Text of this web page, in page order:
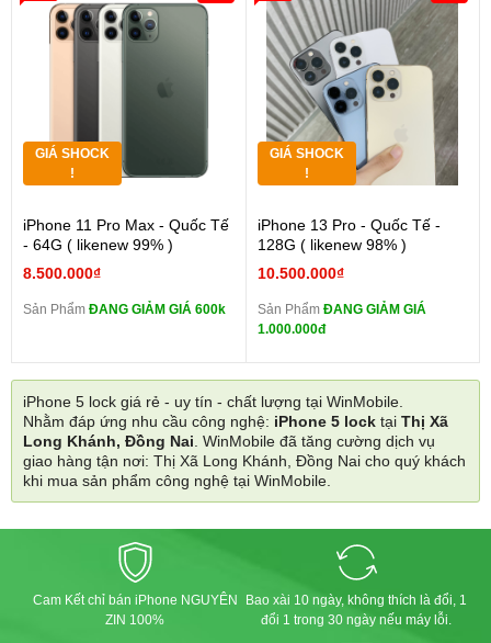
GIÁ SHOCK
!
iPhone 11 Pro Max - Quốc Tế
- 64G ( likenew 99% )
8.500.000₫
Sản Phẩm ĐANG GIẢM GIÁ 600k
GIÁ SHOCK
!
iPhone 13 Pro - Quốc Tế -
128G ( likenew 98% )
10.500.000₫
Sản Phẩm ĐANG GIẢM GIÁ
1.000.000đ
iPhone 5 lock giá rẻ - uy tín - chất lượng tại WinMobile.
Nhằm đáp ứng nhu cầu công nghệ: iPhone 5 lock tại Thị Xã
Long Khánh, Đồng Nai. WinMobile đã tăng cường dịch vụ
giao hàng tận nơi: Thị Xã Long Khánh, Đồng Nai cho quý khách
khi mua sản phẩm công nghệ tại WinMobile.
Cam Kết chỉ bán iPhone NGUYÊN
ZIN 100%
Bao xài 10 ngày, không thích là đổi, 1
đổi 1 trong 30 ngày nếu máy lỗi.